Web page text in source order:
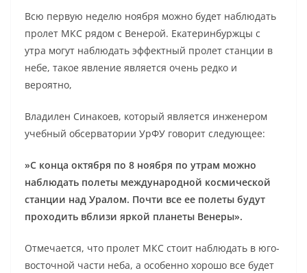
Всю первую неделю ноября можно будет наблюдать
пролет МКС рядом с Венерой. Екатеринбуржцы с
утра могут наблюдать эффектный пролет станции в
небе, такое явление является очень редко и
вероятно,
Владилен Синакоев, который является инженером
учебный обсерватории УрФУ говорит следующее:
»С конца октября по 8 ноября по утрам можно
наблюдать полеты международной космической
станции над Уралом. Почти все ее полеты будут
проходить вблизи яркой планеты Венеры».
Отмечается, что пролет МКС стоит наблюдать в юго-
восточной части неба, а особенно хорошо все будет